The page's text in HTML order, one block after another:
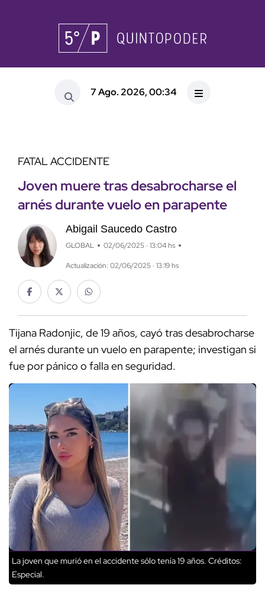
7 Ago. 2026, 00:34
FATAL ACCIDENTE
Joven muere tras desabrocharse el
arnés durante vuelo en parapente
Abigail Saucedo Castro
GLOBAL 02/06/2025 · 13:04 hs
Actualización: 02/06/2025 · 13:19 hs
Tijana Radonjic, de 19 años, cayó tras desabrocharse
el arnés durante un vuelo en parapente; investigan si
fue por pánico o falla en seguridad.
La joven que murió en el accidente sólo tenía 19 años. Créditos:
Especial.